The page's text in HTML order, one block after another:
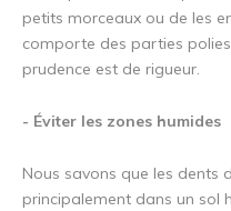
petits morceaux ou de les
comporte des parties
prudence est de rigueur.
- Éviter les zones humides
Nous savons que les dents
principalement dans un sol